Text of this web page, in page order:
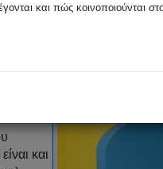
τις
και
και πώς κοινοποιούνται